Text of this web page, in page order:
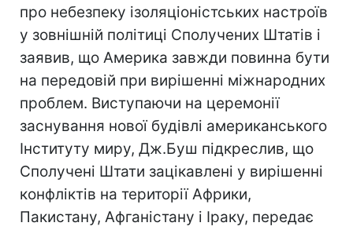
про небезпеку ізоляціоністських настроїв
у зовнішній політиці Сполучених Штатів і
заявив, що Америка завжди повинна бути
на передовій при вирішенні міжнародних
проблем. Виступаючи на церемонії
заснування нової будівлі американського
Інституту миру, Дж.Буш підкреслив, що
Сполучені Штати зацікавлені у вирішенні
конфліктів на території Африки,
Пакистану, Афганістану і Іраку, передає